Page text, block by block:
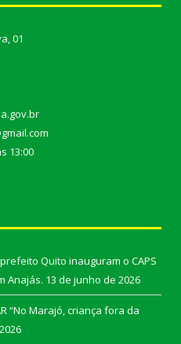
01
13:00
Quito inauguram o CAPS
Anajás. 13 de junho de 2026
“No Marajó, criança fora da